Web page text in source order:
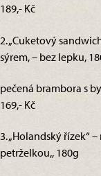
189,- Kč
2. „Cuketový
sýrem, – bez lepku,
pečená brambora s
169,- Kč
3. „Holandský řízek“
petrželkou,, 180g